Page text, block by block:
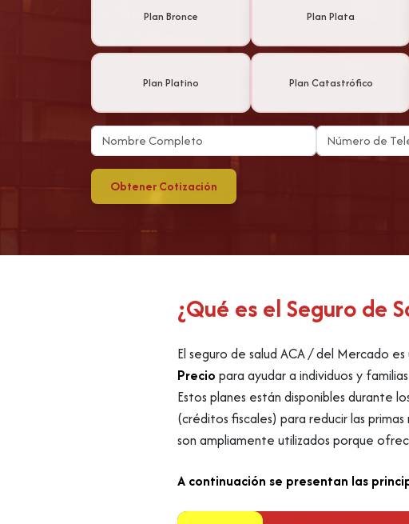
Plan Bronce Plan Plata
Plan Platino Plan Catastrófico
Obtener Cotización
¿Qué es el Seguro de
El seguro de salud ACA / del Mercado
Precio para ayudar a individuos y
Estos planes están disponibles durante
(créditos fiscales) para reducir las
son ampliamente utilizados porque
A continuación se presentan las